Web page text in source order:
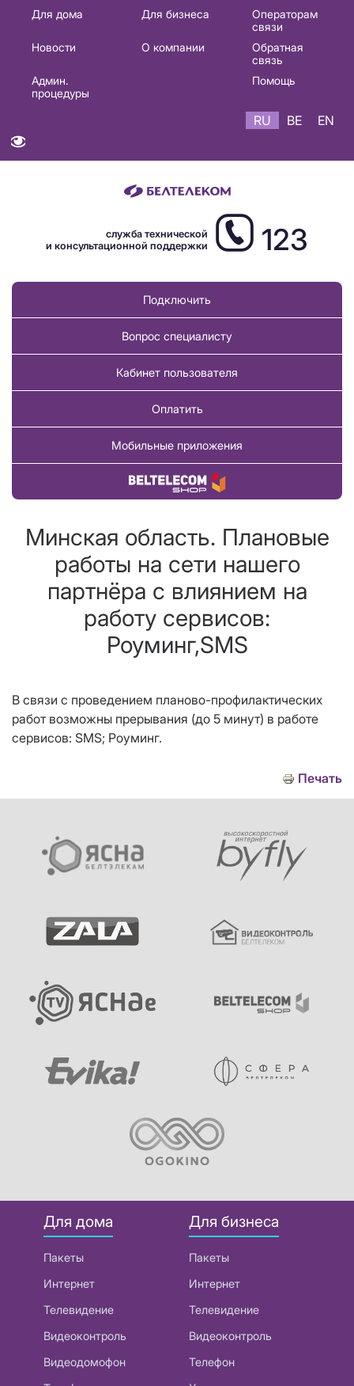
Основная
навигация
Для дома Для бизнеса
Операторам
связи
Новости
О компании
Обратная
связь
Админ.
процедуры
Помощь
RU BE EN
служба технической
и консультационной поддержки
123
Подключить
Вопрос специалисту
Кабинет пользователя
Оплатить
Мобильные приложения
Купить товар
Минская область. Плановые
работы на сети нашего
партнёра с влиянием на
работу сервисов:
Роуминг,SMS
В связи с проведением планово-профилактических
работ возможны прерывания (до 5 минут) в работе
сервисов: SMS; Роуминг.
Печать
Для дома
Пакеты
Интернет
Телевидение
Видеоконтроль
Видеодомофон
Для бизнеса
Пакеты
Интернет
Телевидение
Видеоконтроль
Телефон